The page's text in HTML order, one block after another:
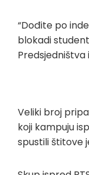
“Dođite po
blokadi
Veliki broj
koji kampuju
spustili štitove